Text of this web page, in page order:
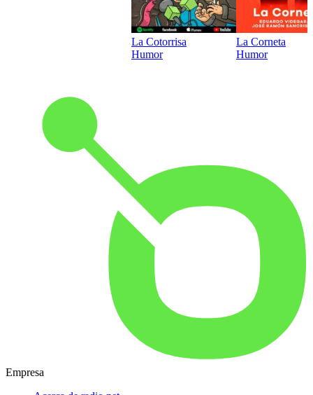
La Cotorrisa
Humor
La Corneta
Humor
Empresa